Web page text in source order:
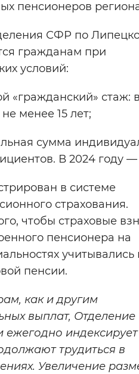
Выключены
ассистент
пенсионеров
СФР по
гражданам при
условий:
«гражданский» стаж:
менее 15 лет;
сумма
В 2024 году —
в системе
страхования.
чтобы страховые
пенсионера на
учитывались
пенсии.
как и другим
выплат,
ежегодно индексирует
трудиться в
Увеличение